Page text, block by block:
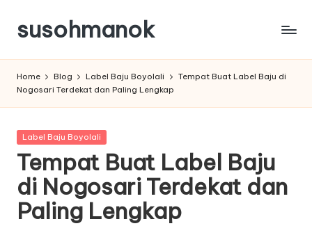
Skip
content
susohmanok
Home Blog Label Baju Boyolali
Tempat Buat Label Baju di
Nogosari Terdekat dan Paling Lengkap
Posted
Label Baju Boyolali
Tempat Buat Label Baju
di Nogosari Terdekat dan
Paling Lengkap